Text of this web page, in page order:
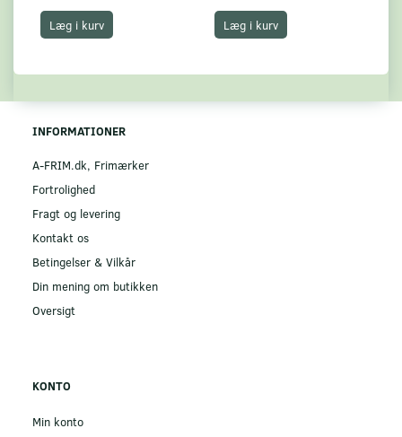
Læg i kurv Læg i kurv
INFORMATIONER
A-FRIM.dk, Frimærker
Fortrolighed
Fragt og levering
Kontakt os
Betingelser & Vilkår
Din mening om butikken
Oversigt
KONTO
Min konto